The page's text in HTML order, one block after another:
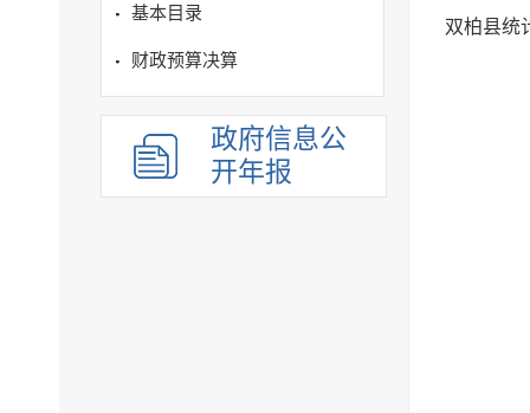
基本目录
财政预算决算
政府信息公
开年报
双柏县统